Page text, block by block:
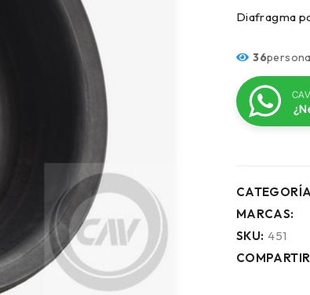
Diafragma
36
MARCAS:
SKU: 451